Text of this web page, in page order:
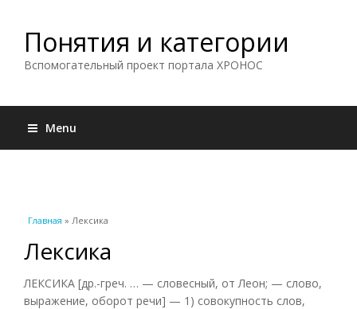
Понятия и категории
Вспомогательный проект портала ХРОНОС
Menu
Вы здесь
Главная » Лексика
Лексика
ЛЕКСИКА [др.-греч. … — словесный, от Леон; — слово,
выражение, оборот речи] — 1) совокупность слов,